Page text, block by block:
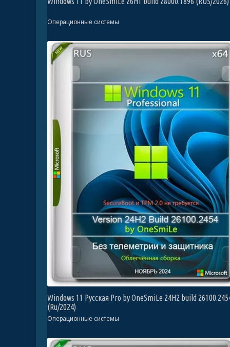
Операционные системы
Windows 11 Русская Pro by OneSmiLe 24H2 build
(Ru/2024)
Операционные системы